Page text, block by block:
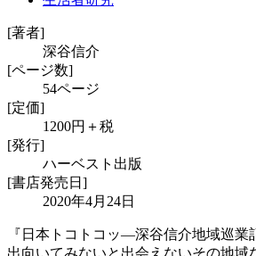
[著者]
深谷信介
[ページ数]
54ページ
[定価]
1200円＋税
[発行]
ハーベスト出版
[書店発売日]
2020年4月24日
『日本トコトコッ―深谷信介地域巡業
出向いてみないと出会えないその地